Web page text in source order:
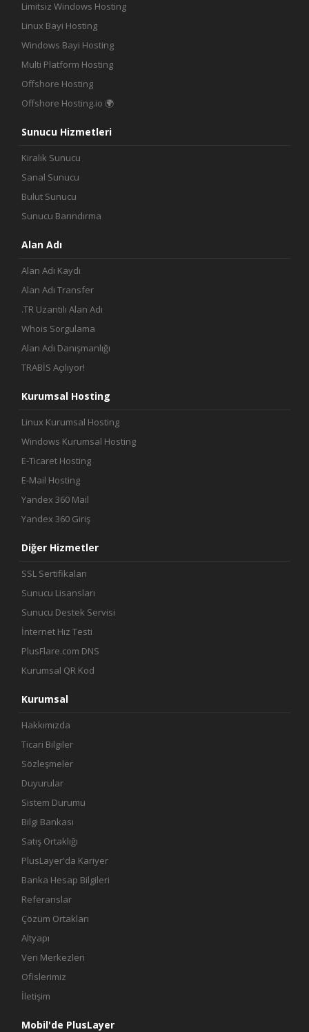
Limitsiz Windows Hosting
Linux Bayi Hosting
Windows Bayi Hosting
Multi Platform Hosting
Offshore Hosting
Offshore Hosting.io 🌍
Sunucu Hizmetleri
Kiralık Sunucu
Sanal Sunucu
Bulut Sunucu
Sunucu Barındırma
Alan Adı
Alan Adı Kaydı
Alan Adı Transfer
.TR Uzantılı Alan Adı
Whois Sorgulama
Alan Adı Danışmanlığı
TRABİS Açılıyor!
Kurumsal Hosting
Linux Kurumsal Hosting
Windows Kurumsal Hosting
E-Ticaret Hosting
E-Mail Hosting
Yandex 360 Mail
Yandex 360 Giriş
Diğer Hizmetler
SSL Sertifikaları
Sunucu Lisansları
Sunucu Destek Servisi
İnternet Hız Testi
PlusFlare.com DNS
Kurumsal QR Kod
Kurumsal
Hakkımızda
Ticari Bilgiler
Sözleşmeler
Duyurular
Sistem Durumu
Bilgi Bankası
Satış Ortaklığı
PlusLayer'da Kariyer
Banka Hesap Bilgileri
Referanslar
Çözüm Ortakları
Altyapı
Veri Merkezleri
Ofislerimiz
İletişim
Mobil'de PlusLayer